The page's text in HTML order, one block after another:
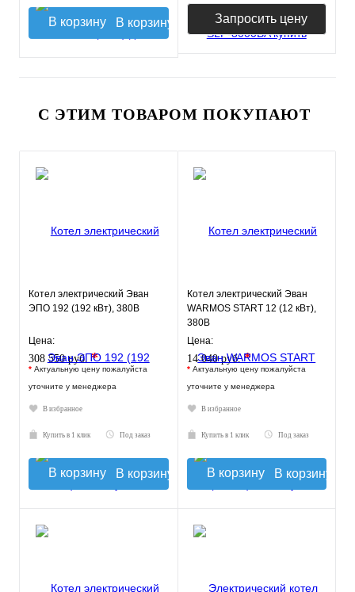
В корзину Запросить цену
С ЭТИМ ТОВАРОМ ПОКУПАЮТ
Котел электрический Эван
ЭПО 192 (192 кВт), 380В
Цена:
308 550 руб.*
* Актуальную цену пожалуйста
уточните у менеджера
В избранное
Купить в 1 клик Под заказ
В корзину
Котел электрический Эван
WARMOS START 12 (12 кВт),
380В
Цена:
14 040 руб.*
* Актуальную цену пожалуйста
уточните у менеджера
В избранное
Купить в 1 клик Под заказ
В корзину